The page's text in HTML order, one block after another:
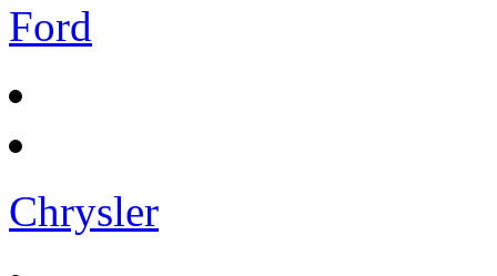
Ford
Chrysler